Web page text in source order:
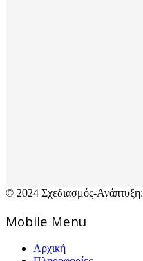
© 2024 Σχεδιασμός-Ανάπτυξη:
Mοbile Menu
Αρχική